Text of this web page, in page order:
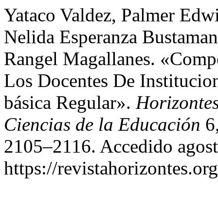
Yataco Valdez, Palmer
Nelida Esperanza
Rangel Magallanes.
Los Docentes De
básica Regular».
Ciencias de la Educación
2105–2116. Accedido
https://